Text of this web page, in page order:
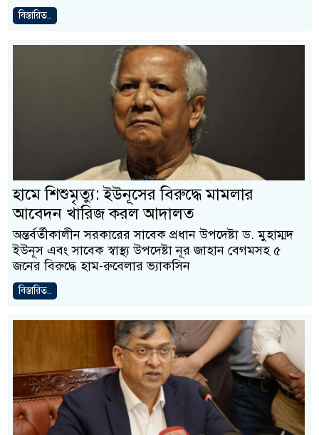
বিস্তারিত..
হামে শিশুমৃত্যু: ইউনূসের বিরুদ্ধে মামলার
আবেদন খারিজ করল আদালত
অন্তর্বর্তীকালীন সরকারের সাবেক প্রধান উপদেষ্টা ড. মুহাম্মদ
ইউনূস এবং সাবেক স্বাস্থ্য উপদেষ্টা নূর জাহান বেগমসহ ৫
জনের বিরুদ্ধে হাম-রুবেলার ভ্যাকসিন
বিস্তারিত..